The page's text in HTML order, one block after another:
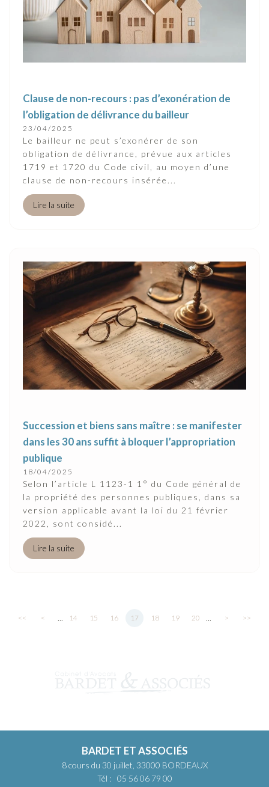
Clause de non-recours : pas d’exonération de
l’obligation de délivrance du bailleur
23/04/2025
Le bailleur ne peut s’exonérer de son
obligation de délivrance, prévue aux articles
1719 et 1720 du Code civil, au moyen d’une
clause de non-recours insérée...
Lire la suite
Succession et biens sans maître : se manifester
dans les 30 ans suffit à bloquer l’appropriation
publique
18/04/2025
Selon l’article L 1123-1 1° du Code général de
la propriété des personnes publiques, dans sa
version applicable avant la loi du 21 février
2022, sont considé...
Lire la suite
<< < ... 14 15 16 17 18 19 20 ... > >>
BARDET ET ASSOCIÉS
8 cours du 30 juillet, 33000 BORDEAUX
Tél : 05 56 06 79 00